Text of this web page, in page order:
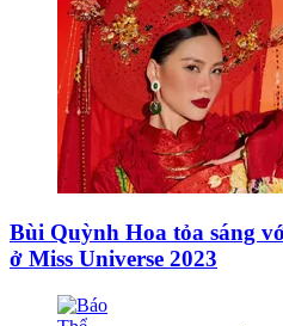
Bùi Quỳnh Hoa tỏa sáng
ở Miss Universe 2023